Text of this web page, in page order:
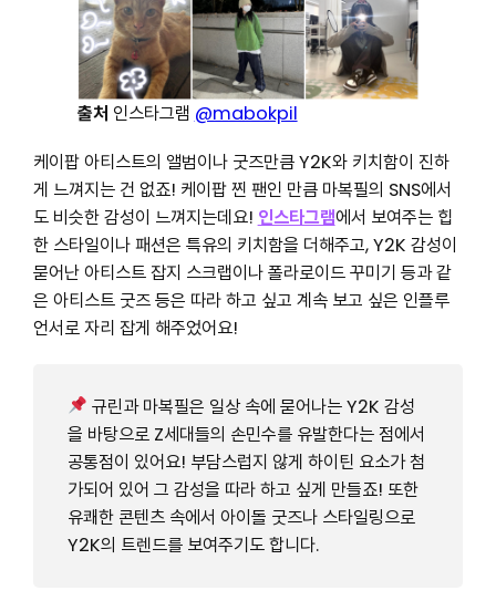
출처 인스타그램 @mabokpil
케이팝 아티스트의 앨범이나 굿즈만큼 Y2K와 키치함이 진하
게 느껴지는 건 없죠! 케이팝 찐 팬인 만큼 마복필의 SNS에서
도 비슷한 감성이 느껴지는데요! 인스타그램에서 보여주는 힙
한 스타일이나 패션은 특유의 키치함을 더해주고, Y2K 감성이
묻어난 아티스트 잡지 스크랩이나 폴라로이드 꾸미기 등과 같
은 아티스트 굿즈 등은 따라 하고 싶고 계속 보고 싶은 인플루
언서로 자리 잡게 해주었어요!
규린과 마복필은 일상 속에 묻어나는 Y2K 감성
을 바탕으로 Z세대들의 손민수를 유발한다는 점에서
공통점이 있어요! 부담스럽지 않게 하이틴 요소가 첨
가되어 있어 그 감성을 따라 하고 싶게 만들죠! 또한
유쾌한 콘텐츠 속에서 아이돌 굿즈나 스타일링으로
Y2K의 트렌드를 보여주기도 합니다.